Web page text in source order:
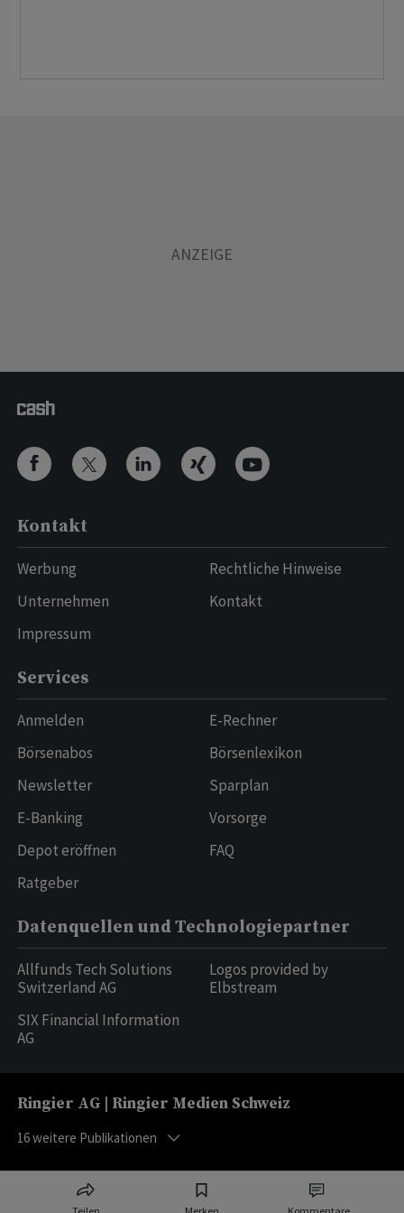
Kontakt
Werbung
Unternehmen
Impressum
Rechtliche Hinweise
Kontakt
Services
Anmelden
Börsenabos
Newsletter
E-Banking
Depot eröffnen
Ratgeber
E-Rechner
Börsenlexikon
Sparplan
Vorsorge
FAQ
Datenquellen und Technologiepartner
Allfunds Tech Solutions
Switzerland AG
SIX Financial Information
AG
Logos provided by
Elbstream
Ringier AG | Ringier Medien Schweiz
16weitere Publikationen